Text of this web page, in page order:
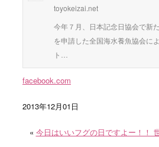
toyokeizai.net
今年７月、日本記念日協会で新
を申請した全国海水養魚協会に
ト…
facebook.com
2013年12月01 日
« 今日はいいフグの日ですよー！！